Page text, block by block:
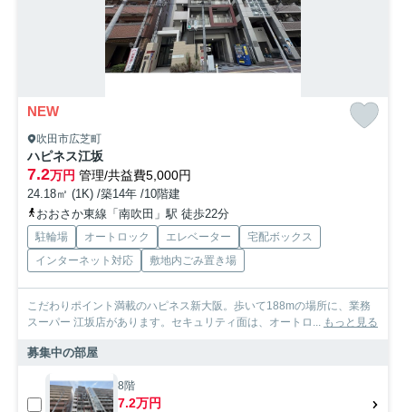
NEW
吹田市広芝町
ハピネス江坂
7.2万円 管理/共益費5,000円
24.18㎡ (1K) /築14年 /10階建
おおさか東線「南吹田」駅 徒歩22分
駐輪場 オートロック エレベーター
宅配ボックス
インターネット対応
敷地内ごみ置き場
こだわりポイント満載のハピネス新大阪。歩いて188mの場所に、業務
スーパー 江坂店があります。セキュリティ面は、オートロ... もっと見る
募集中の部屋
8階
7.2万円